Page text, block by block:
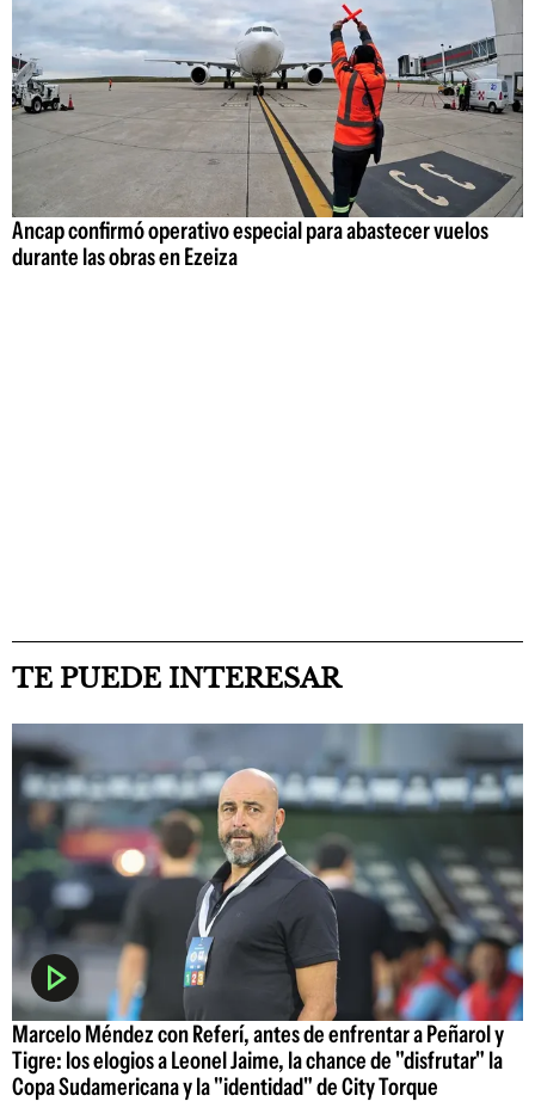
Ancap confirmó operativo especial para abastecer vuelos
durante las obras en Ezeiza
TE PUEDE INTERESAR
Marcelo Méndez con Referí, antes de enfrentar a Peñarol y
Tigre: los elogios a Leonel Jaime, la chance de "disfrutar" la
Copa Sudamericana y la "identidad" de City Torque